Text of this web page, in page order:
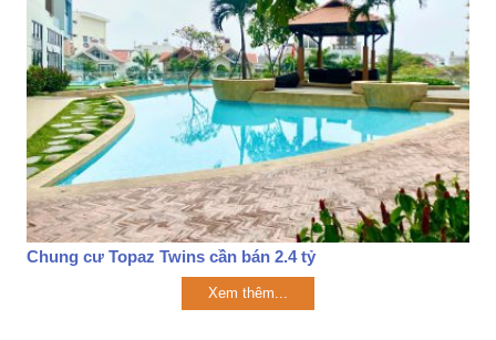
Chung cư Topaz Twins cần bán 2.4 tỷ
Xem thêm...